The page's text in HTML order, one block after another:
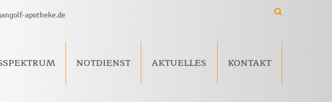
apotheke.de
NOTDIENST AKTUELLES KONTAKT